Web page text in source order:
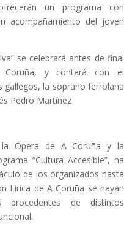
un programa con
acompañamiento del joven
se celebrará antes de final
y contará con el
la soprano ferrolana
Pedro Martínez
Ópera de A Coruña y la
“Cultura Accesible”, ha
de los organizados hasta
Lírica de A Coruña se hayan
procedentes de distintos